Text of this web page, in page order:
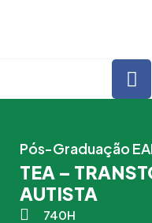
F
a
c
b
o
o
Pós-Graduação
TEA –
AUTISTA
740H